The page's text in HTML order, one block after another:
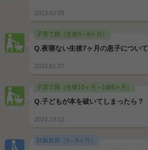
2023.02.05
子育て期（生後5～9ヶ月）
Q.夜寝ない生後7ヶ月の息子について
2023.01.27
子育て期（生後10ヶ月～1歳6ヶ月）
Q.子どもが本を破いてしまったら？
2022.10.12
妊娠後期（5～9ヶ月）